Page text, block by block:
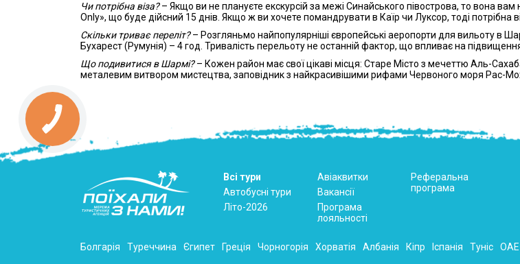
Чи потрібна віза?– Якщо ви не плануєте екскурсій за межі Синайського півострова, то вона
Only», що буде дійсний 15 днів. Якщо ж ви хочете помандрувати в Каїр чи Луксор, тоді потрібна
Скільки триває переліт?– Розгляньмо найпопулярніші європейські аеропорти для вильоту
Бухарест (Румунія) – 4 год. Тривалість перельоту не останній фактор, що впливає на
Що подивитися в Шармі?– Кожен район має свої цікаві місця: Старе Місто з мечеттю Аль-
металевим витвором мистецтва, заповідник з найкрасивішими рифами Червоного моря Рас-
Всі тури
Автобусні тури
Літо-2026
Авіаквитки
Вакансії
Програма
лояльності
Реферальна
програма
Болгарія Туреччина Єгипет Греція Чорногорія Хорватія Албанія Кіпр Іспанія Туніс ОАЕ